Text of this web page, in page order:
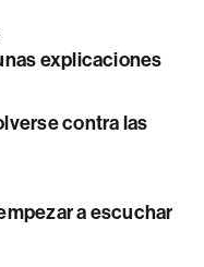
explicaciones
contra las
a escuchar